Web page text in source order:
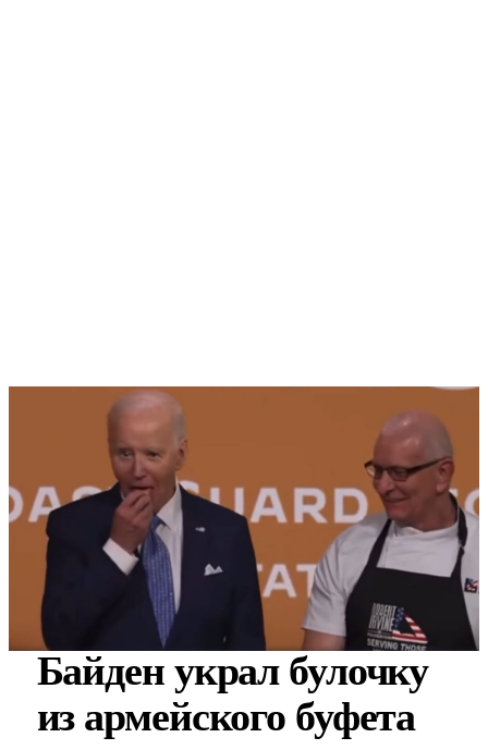
Байден украл булочку
из армейского буфета